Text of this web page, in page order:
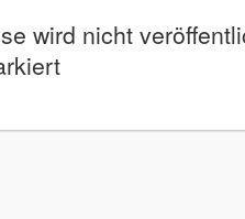
wird nicht